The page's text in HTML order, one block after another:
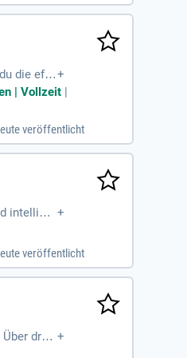
die effiz
und fü
Mi
+
| Vollzeit |
veröffentlicht
intellige
und
wir für u
u
+
veröffentlicht
drei
Kempt
+